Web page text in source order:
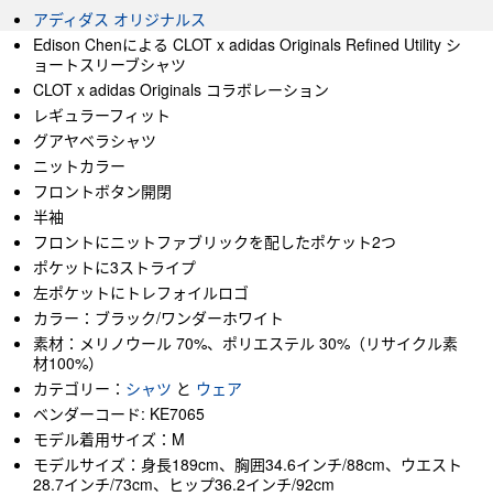
アディダス オリジナルス
Edison Chenによる CLOT x adidas Originals Refined Utility シ
ョートスリーブシャツ
CLOT x adidas Originals コラボレーション
レギュラーフィット
グアヤベラシャツ
ニットカラー
フロントボタン開閉
半袖
フロントにニットファブリックを配したポケット2つ
ポケットに3ストライプ
左ポケットにトレフォイルロゴ
カラー：ブラック/ワンダーホワイト
素材：メリノウール 70%、ポリエステル 30%（リサイクル素
材100%）
カテゴリー： シャツ と ウェア
ベンダーコード: KE7065
モデル着用サイズ：M
モデルサイズ：身長189cm、胸囲34.6インチ/88cm、ウエスト
28.7インチ/73cm、ヒップ36.2インチ/92cm